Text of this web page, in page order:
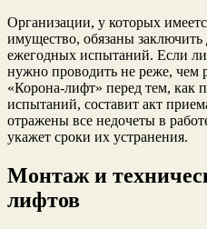
Организации, у которых
имущество, обязаны заключить
ежегодных испытаний. Если
нужно проводить не реже, чем
«Корона-лифт» перед тем, как
испытаний, составит акт
отражены все недочеты в
укажет сроки их устранения.
Монтаж и
лифтов